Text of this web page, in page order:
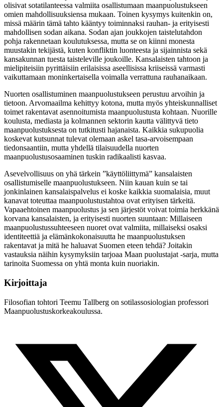
olisivat sotatilanteessa valmiita osallistumaan maanpuolustukseen
omien mahdollisuuksiensa mukaan. Toinen kysymys kuitenkin on,
missä määrin tämä tahto kääntyy toiminnaksi rauhan- ja erityisesti
mahdollisen sodan aikana. Sodan ajan joukkojen taistelutahdon
pohja rakennetaan koulutuksessa, mutta se on kiinni monesta
muustakin tekijästä, kuten konfliktin luonteesta ja sijainnista sekä
kansakunnan tuesta taisteleville joukoille. Kansalaisten tahtoon ja
mielipiteisiin pyrittäisiin erilaisissa aseellisissa kriiseissä varmasti
vaikuttamaan moninkertaisella voimalla verrattuna rauhanaikaan.
Nuorten osallistuminen maanpuolustukseen perustuu arvoihin ja
tietoon. Arvomaailma kehittyy kotona, mutta myös yhteiskunnalliset
toimet rakentavat asennoitumista maanpuolustusta kohtaan. Nuorille
koulusta, mediasta ja kolmannen sektorin kautta välittyvä tieto
maanpuolustuksesta on tutkitusti hajanaista. Kaikkia sukupuolia
koskevat kutsunnat tulevat olemaan askel tasa-arvoisempaan
tiedonsaantiin, mutta yhdellä tilaisuudella nuorten
maanpuolustusosaaminen tuskin radikaalisti kasvaa.
Asevelvollisuus on yhä tärkein ”käyttöliittymä” kansalaisten
osallistumiselle maanpuolustukseen. Niin kauan kuin se tai
jonkinlainen kansalaispalvelus ei koske kaikkia suomalaisia, muut
kanavat toteuttaa maanpuolustustahtoa ovat erityisen tärkeitä.
Vapaaehtoinen maanpuolustus ja sen järjestöt voivat toimia herkkänä
korvana kansalaisten, ja erityisesti nuorten suuntaan: Millaiseen
maanpuolustussuhteeseen nuoret ovat valmiita, millaiseksi osaksi
identiteettiä ja elämänkokonaisuutta he maanpuolustuksen
rakentavat ja mitä he haluavat Suomen eteen tehdä? Joitakin
vastauksia näihin kysymyksiin tarjoaa Maan puolustajat -sarja, mutta
tarinoita Suomessa on yhtä monta kuin nuoriakin.
Kirjoittaja
Filosofian tohtori Teemu Tallberg on sotilassosiologian professori
Maanpuolustuskorkeakoulussa.